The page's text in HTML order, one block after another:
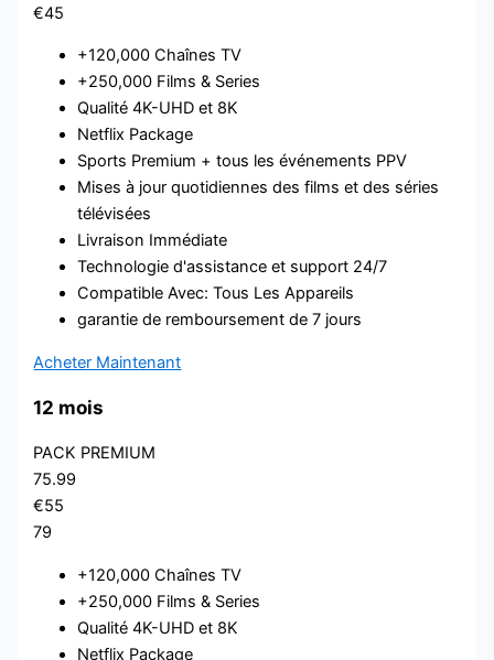
€45
+120,000 Chaînes TV
+250,000 Films & Series
Qualité 4K-UHD et 8K
Netflix Package
Sports Premium + tous les événements PPV
Mises à jour quotidiennes des films et des séries
télévisées
Livraison Immédiate
Technologie d'assistance et support 24/7
Compatible Avec: Tous Les Appareils
garantie de remboursement de 7 jours
Acheter Maintenant
12 mois
PACK PREMIUM
75.99
€55
79
+120,000 Chaînes TV
+250,000 Films & Series
Qualité 4K-UHD et 8K
Netflix Package